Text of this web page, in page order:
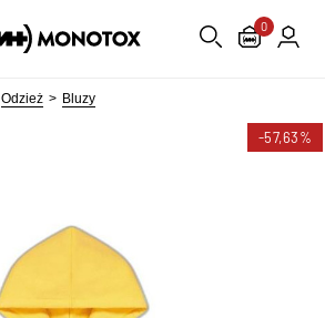
0
Odzież Bluzy
-57,63%